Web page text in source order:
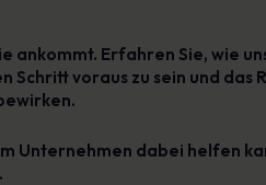
ankommt. Erfahren Sie, wie
voraus zu sein und das
Unternehmen dabei helfen